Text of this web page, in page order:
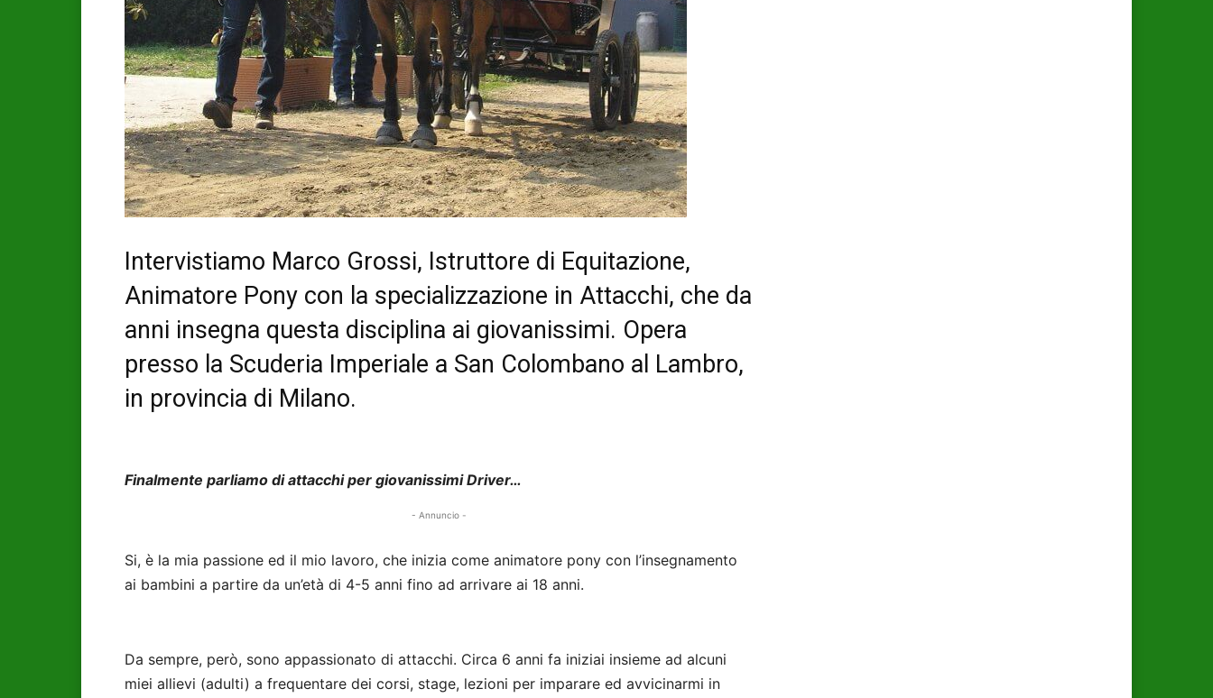
Intervistiamo Marco Grossi, Istruttore di Equitazione,
Animatore Pony con la specializzazione in Attacchi, che da
anni insegna questa disciplina ai giovanissimi. Opera
presso la Scuderia Imperiale a San Colombano al Lambro,
in provincia di Milano.
Finalmente parliamo di attacchi per giovanissimi Driver…
- Annuncio -
Si, è la mia passione ed il mio lavoro, che inizia come animatore pony con l’insegnamento
ai bambini a partire da un’età di 4-5 anni fino ad arrivare ai 18 anni.
Da sempre, però, sono appassionato di attacchi. Circa 6 anni fa iniziai insieme ad alcuni
miei allievi (adulti) a frequentare dei corsi, stage, lezioni per imparare ed avvicinarmi in